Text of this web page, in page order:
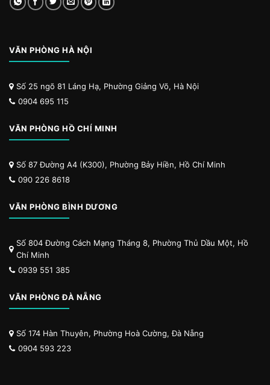
VĂN PHÒNG HÀ NỘI
Số 25 ngõ 81 Láng Hạ, Phường Giảng Võ, Hà Nội
0904 695 115
VĂN PHÒNG HỒ CHÍ MINH
Số 87 Đường A4 (K300), Phường Bảy Hiền, Hồ Chí Minh
090 226 8618
VĂN PHÒNG BÌNH DƯƠNG
Số 804 Đường Cách Mạng Tháng 8, Phường Thủ Dầu Một, Hồ
Chí Minh
0939 551 385
VĂN PHÒNG ĐÀ NẴNG
Số 174 Hàn Thuyên, Phường Hoà Cường, Đà Nẵng
0904 593 223